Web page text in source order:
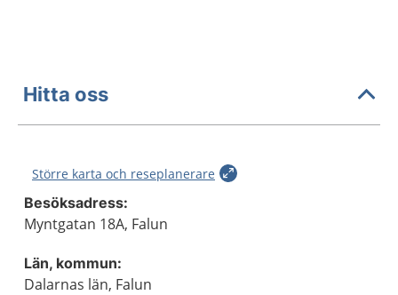
Hitta oss
Större karta och reseplanerare
Besöksadress:
Myntgatan 18A, Falun
Län, kommun:
Dalarnas län, Falun